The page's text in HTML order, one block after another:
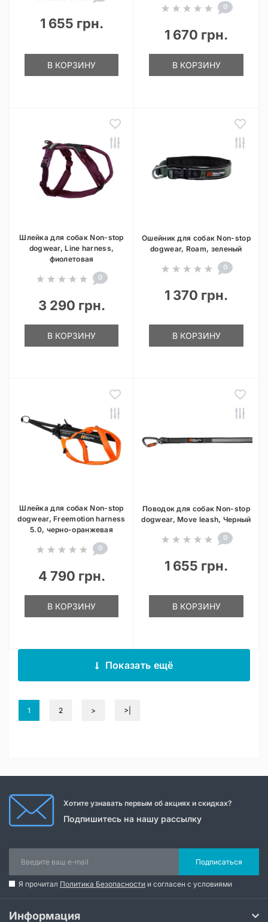
1 655 грн.
В КОРЗИНУ
0
1 670 грн.
В КОРЗИНУ
Шлейка для собак Non-stop
dogwear, Line harness,
фиолетовая
0
3 290 грн.
В КОРЗИНУ
Ошейник для собак Non-stop
dogwear, Roam, зеленый
0
1 370 грн.
В КОРЗИНУ
Шлейка для собак Non-stop
dogwear, Freemotion harness
5.0, черно-оранжевая
0
4 790 грн.
В КОРЗИНУ
Поводок для собак Non-stop
dogwear, Move leash, Черный
0
1 655 грн.
В КОРЗИНУ
Показать ещё
1 2 > >|
Хотите узнавать первым об акциях и скидках?
Подпишитесь на нашу рассылку
Подписаться
Я прочитал Политика Безопасности и согласен с условиями
Информация